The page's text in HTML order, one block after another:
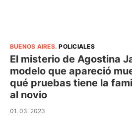
BUENOS AIRES.POLICIALES
El misterio de Agostina
modelo que apareció
qué pruebas tiene la
al novio
01. 03. 2023